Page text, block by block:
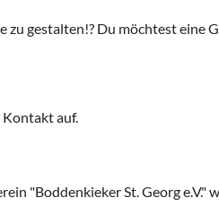
zu gestalten!? Du möchtest eine
Kontakt auf.
"Boddenkieker St. Georg e.V."